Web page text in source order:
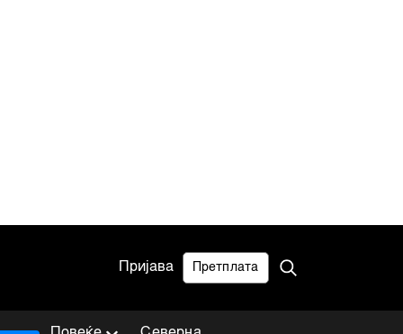
Пријава Претплата